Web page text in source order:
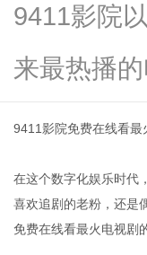
9411影院
来最热播
9411影院免费在线看最
在这个数字化娱乐时代
喜欢追剧的老粉，还是
免费在线看最火电视剧